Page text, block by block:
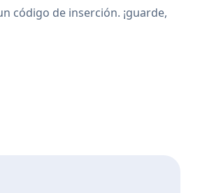
código de inserción. ¡guarde,